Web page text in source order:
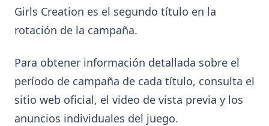
Girls Creation es el segundo título en la
rotación de la campaña.
Para obtener información detallada sobre el
período de campaña de cada título, consulta el
sitio web oficial, el video de vista previa y los
anuncios individuales del juego.